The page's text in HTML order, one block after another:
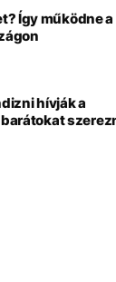
Így működne a
hívják a